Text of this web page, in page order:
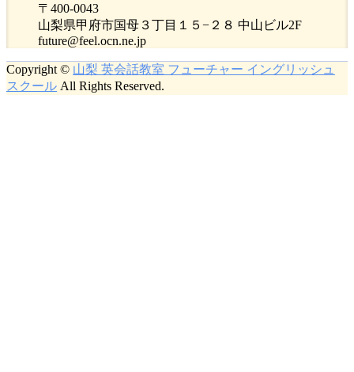
〒400-0043
山梨県甲府市国母３丁目１５−２８ 中山ビル2F
future@feel.ocn.ne.jp
Copyright © 山梨 英会話教室 フューチャー イングリッシュ
スクール All Rights Reserved.